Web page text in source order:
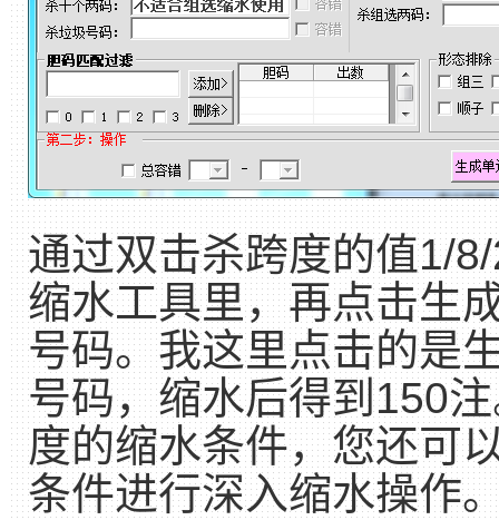
通过双击杀跨度的值1/
缩水工具里，再点击生
号码。我这里点击的是
号码，缩水后得到150
度的缩水条件，您还可
条件进行深入缩水操作